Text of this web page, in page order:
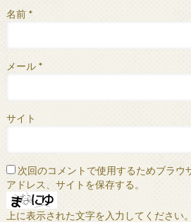
名前 *
メール *
サイト
次回のコメントで使用するためブラウ
アドレス、サイトを保存する。
上に表示された文字を入力してください。